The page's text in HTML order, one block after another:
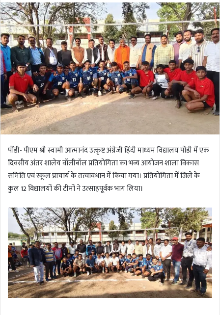
पोंडी- पीएम श्री स्वामी आत्मानंद उत्कृष्ट अंग्रेजी हिंदी माध्यम विद्यालय पोंडी में एक
दिवसीय अंतर शालेय वॉलीबॉल प्रतियोगिता का भव्य आयोजन शाला विकास
समिति एवं स्कूल प्राचार्य के तत्वावधान में किया गया। प्रतियोगिता में जिले के
कुल 12 विद्यालयों की टीमों ने उत्साहपूर्वक भाग लिया।